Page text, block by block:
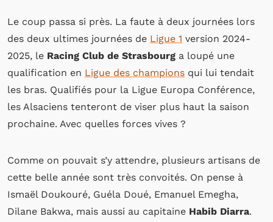
Le coup passa si près. La faute à deux journées lors
des deux ultimes journées de Ligue 1 version 2024-
2025, le Racing Club de Strasbourg a loupé une
qualification en Ligue des champions qui lui tendait
les bras. Qualifiés pour la Ligue Europa Conférence,
les Alsaciens tenteront de viser plus haut la saison
prochaine. Avec quelles forces vives ?
Comme on pouvait s’y attendre, plusieurs artisans de
cette belle année sont très convoités. On pense à
Ismaël Doukouré, Guéla Doué, Emanuel Emegha,
Dilane Bakwa, mais aussi au capitaine Habib Diarra.